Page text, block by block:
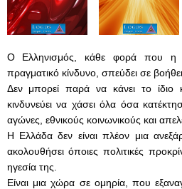
Ο Ελληνισμός, κάθε φορά που η
πραγματικό κίνδυνο, σπεύδει σε
Δεν μπορεί παρά να κάνει το
κινδυνεύει να χάσει όλα όσα
αγώνες, εθνικούς κοινωνικούς και
Η Ελλάδα δεν είναι πλέον μια
ακολουθήσει όποιες πολιτικές
ηγεσία της.
Είναι μια χώρα σε ομηρία, που